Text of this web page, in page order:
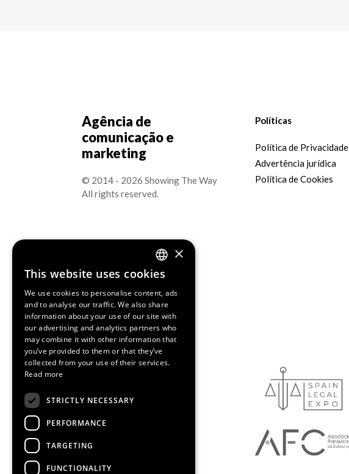
Agência de
comunicação e
marketing
© 2014 - 2026 Showing The Way
All rights reserved.
Políticas
Política de Privacidade
Advertência jurídica
Política de Cookies
Media Partners
ENGLISH
SPANISH
CATALAN
×
This website uses cookies
We use cookies to personalise content, ads
and to analyse our traffic. We also share
information about your use of our site with
our advertising and analytics partners who
may combine it with other information that
you’ve provided to them or that they’ve
collected from your use of their services.
Read more
STRICTLY NECESSARY
PERFORMANCE
TARGETING
FUNCTIONALITY